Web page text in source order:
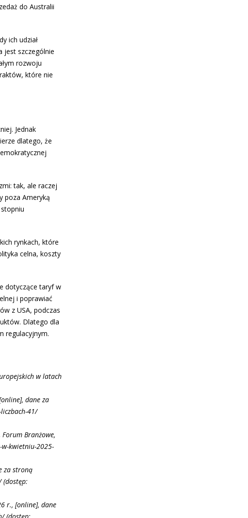
do Australii
ich udział
jest szczególnie
rozwoju
które nie
Jednak
dlatego, że
tak, ale raczej
poza Ameryką
rynkach, które
celna, koszty
dotyczące taryf w
i poprawiać
z USA, podczas
Dlatego dla
regulacyjnym.
w latach
dane za
41/
Branżowe,
kwietniu-2025-
za stroną
(dostęp:
r., [online], dane
(dostęp: